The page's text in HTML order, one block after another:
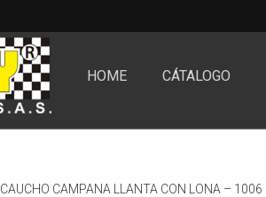
HOME CÁTALOGO
CAUCHO CAMPANA LLANTA CON LONA – 1006